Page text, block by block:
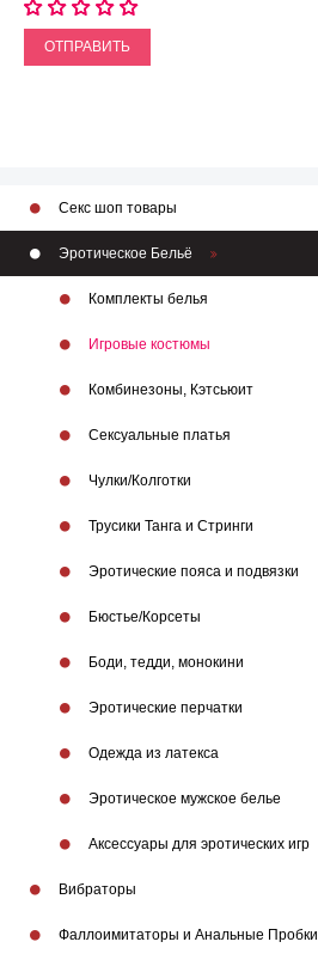
ОТПРАВИТЬ
Секс шоп товары
Эротическое Бельё
Комплекты белья
Игровые костюмы
Комбинезоны, Кэтсьюит
Сексуальные платья
Чулки/Колготки
Трусики Танга и Стринги
Эротические пояса и подвязки
Бюстье/Корсеты
Боди, тедди, монокини
Эротические перчатки
Одежда из латекса
Эротическое мужское белье
Аксессуары для эротических игр
Вибраторы
Фаллоимитаторы и Анальные Пробки